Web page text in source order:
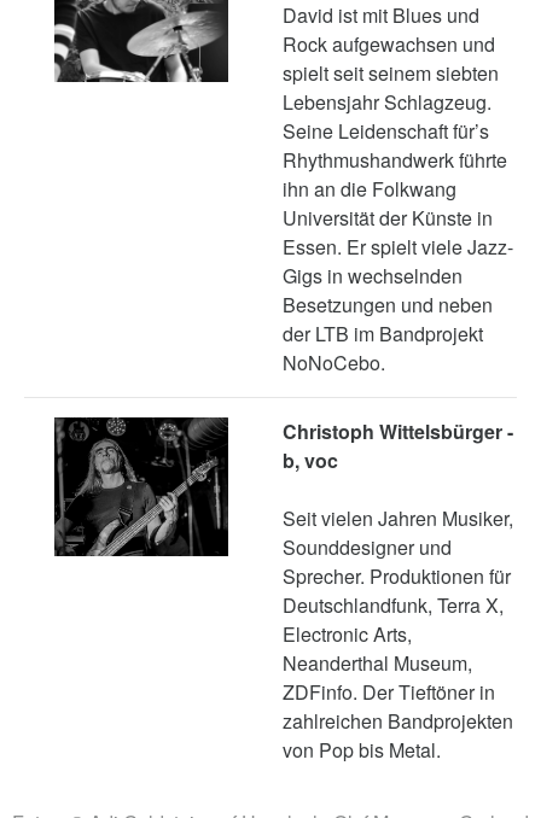
David ist mit Blues und
Rock aufgewachsen und
spielt seit seinem siebten
Lebensjahr Schlagzeug.
Seine Leidenschaft für’s
Rhythmushandwerk führte
ihn an die Folkwang
Universität der Künste in
Essen. Er spielt viele Jazz-
Gigs in wechselnden
Besetzungen und neben
der LTB im Bandprojekt
NoNoCebo.
Christoph Wittelsbürger -
b, voc
Seit vielen Jahren Musiker,
Sounddesigner und
Sprecher. Produktionen für
Deutschlandfunk, Terra X,
Electronic Arts,
Neanderthal Museum,
ZDFinfo. Der Tieftöner in
zahlreichen Bandprojekten
von Pop bis Metal.